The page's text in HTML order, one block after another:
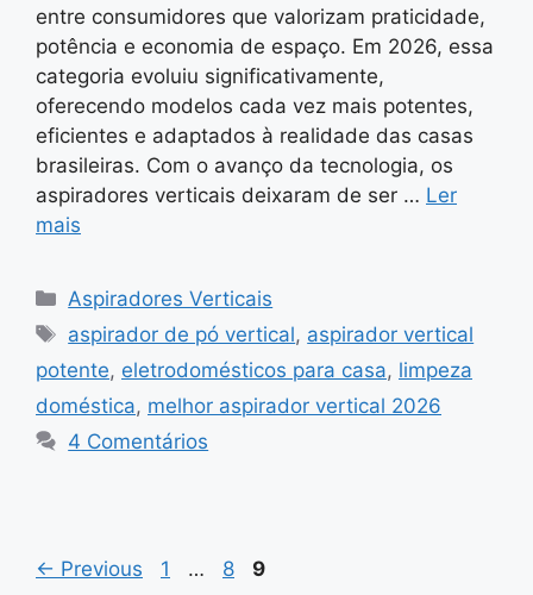
entre consumidores que valorizam praticidade,
potência e economia de espaço. Em 2026, essa
categoria evoluiu significativamente,
oferecendo modelos cada vez mais potentes,
eficientes e adaptados à realidade das casas
brasileiras. Com o avanço da tecnologia, os
aspiradores verticais deixaram de ser … Ler
mais
Categorias
Aspiradores Verticais
Tags
aspirador de pó vertical, aspirador vertical
potente, eletrodomésticos para casa, limpeza
doméstica, melhor aspirador vertical 2026
4 Comentários
← Previous Page
1 … Page
8 Page
9